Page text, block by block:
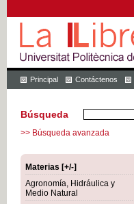
Principal Contáctenos
Búsqueda
>> Búsqueda avanzada
Materias [+/-]
Agronomía, Hidráulica y
Medio Natural